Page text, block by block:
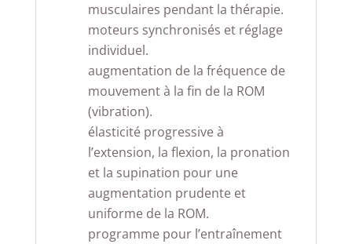
musculaires pendant la thérapie.
moteurs synchronisés et réglage
individuel.
augmentation de la fréquence de
mouvement à la fin de la ROM
(vibration).
élasticité progressive à
l’extension, la flexion, la pronation
et la supination pour une
augmentation prudente et
uniforme de la ROM.
programme pour l’entraînement